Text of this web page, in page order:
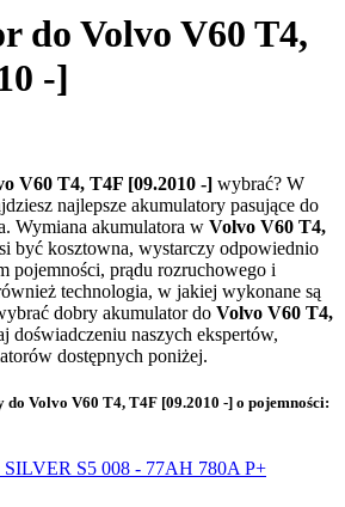
do Volvo V60 T4,
-]
V60 T4, T4F [09.2010 -] wybrać? W
najlepsze akumulatory pasujące do
Wymiana akumulatora w Volvo V60 T4,
być kosztowna, wystarczy odpowiednio
pojemności, prądu rozruchowego i
technologia, w jakiej wykonane są
dobry akumulator do Volvo V60 T4,
doświadczeniu naszych ekspertów,
dostępnych poniżej.
Volvo V60 T4, T4F [09.2010 -] o pojemności: